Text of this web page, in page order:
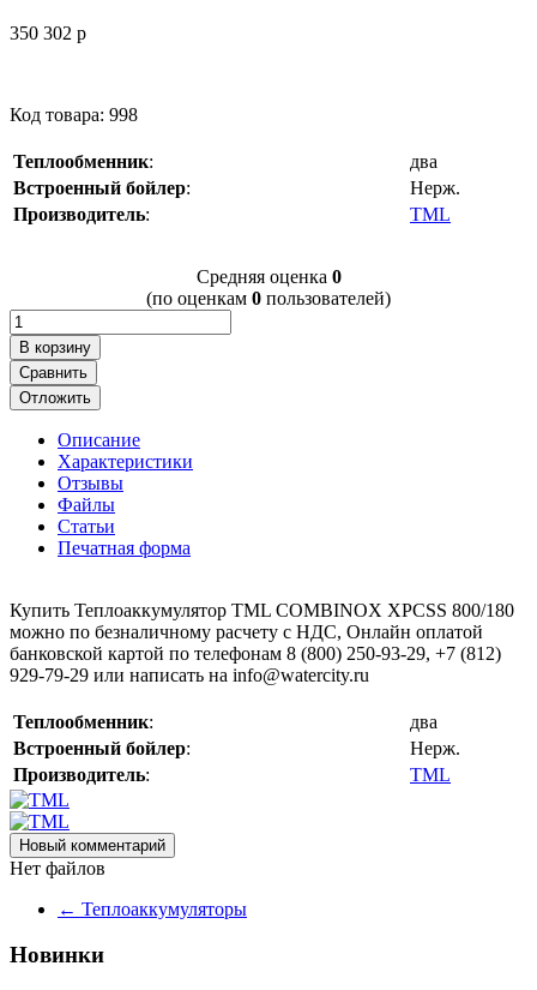
350 302 p
Код товара: 998
Теплообменник:
два
Встроенный бойлер:
Нерж.
Производитель: TML
Cредняя оценка 0
(по оценкам 0 пользователей)
В корзину
Сравнить
Отложить
Описание
Характеристики
Отзывы
Файлы
Статьи
Печатная форма
Купить Теплоаккумулятор TML СOMBINOX XPCSS 800/180
можно по безналичному расчету с НДС, Онлайн оплатой
банковской картой по телефонам 8 (800) 250-93-29, +7 (812)
929-79-29 или написать на info@watercity.ru
Теплообменник:
два
Встроенный бойлер:
Нерж.
Производитель: TML
Новый комментарий
Нет файлов
← Теплоаккумуляторы
Новинки